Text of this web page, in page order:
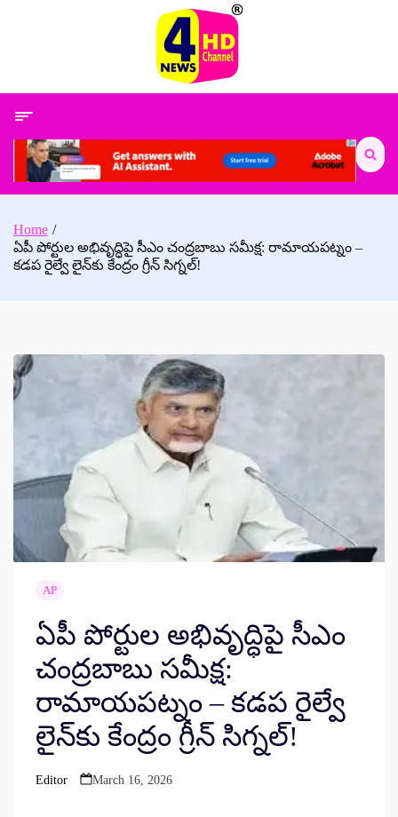
Search
for:
Home
ఏపీ పోర్టుల అభివృద్ధిపై సీఎం చంద్రబాబు సమీక్ష: రామాయపట్నం –
కడప రైల్వే లైన్‌కు కేంద్రం గ్రీన్ సిగ్నల్!
AP
ఏపీ పోర్టుల అభివృద్ధిపై సీఎం
చంద్రబాబు సమీక్ష:
రామాయపట్నం – కడప రైల్వే
లైన్‌కు కేంద్రం గ్రీన్ సిగ్నల్!
Posted
Editor March 16, 2026